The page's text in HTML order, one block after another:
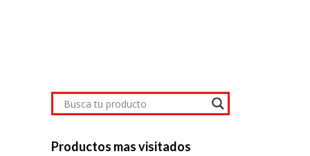
Productos mas visitados